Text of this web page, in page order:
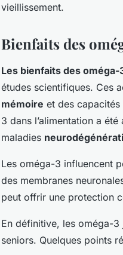
vieillissement.
Bienfaits des
Les bienfaits des oméga-
études scientifiques. Ces
mémoire et des capacités
3 dans l’alimentation a
maladies
Les oméga-3 influencent
des membranes
peut offrir une protection
En définitive, les oméga-
seniors. Quelques points